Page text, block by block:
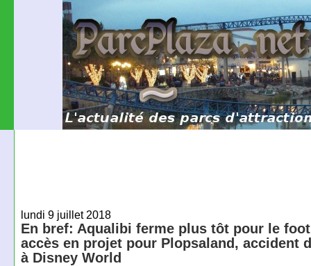
lundi 9 juillet 2018
En bref: Aqualibi ferme plus tôt pour le
accès en projet pour Plopsaland, accident
à Disney World